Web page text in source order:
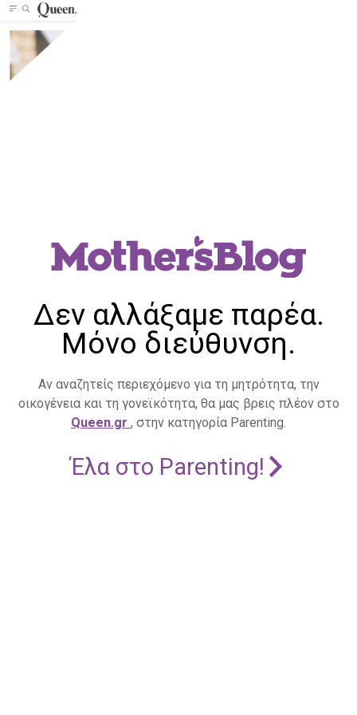
Δεν αλλάξαμε παρέα.
Μόνο διεύθυνση.
Αν αναζητείς περιεχόμενο για τη μητρότητα, την
οικογένεια και τη γονεϊκότητα, θα μας βρεις πλέον στο
Queen.gr , στην κατηγορία Parenting.
Έλα στο Parenting!